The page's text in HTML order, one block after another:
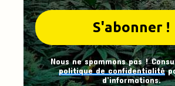
Nous ne spammons pas !
politique de confidentialité
d’informations.